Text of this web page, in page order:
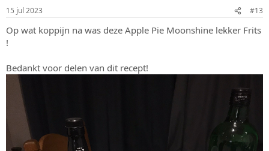
e
:
15 jul 2023 #13
Op wat koppijn na was deze Apple Pie Moonshine lekker Frits
!
Bedankt voor delen van dit recept!